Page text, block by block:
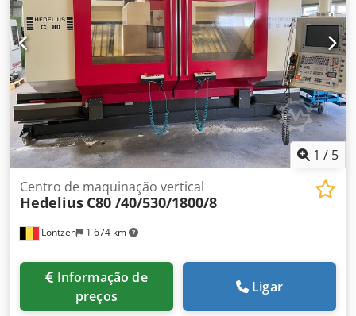
1 / 5
Lontzen 1 674 km
Centro de maquinação vertical
Hedelius C80 /40/530/1800/8
preços
Ligar